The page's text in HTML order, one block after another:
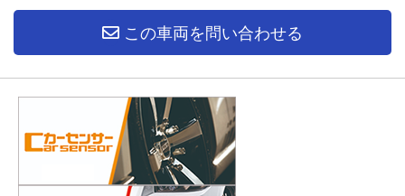
この車両を問い合わせる